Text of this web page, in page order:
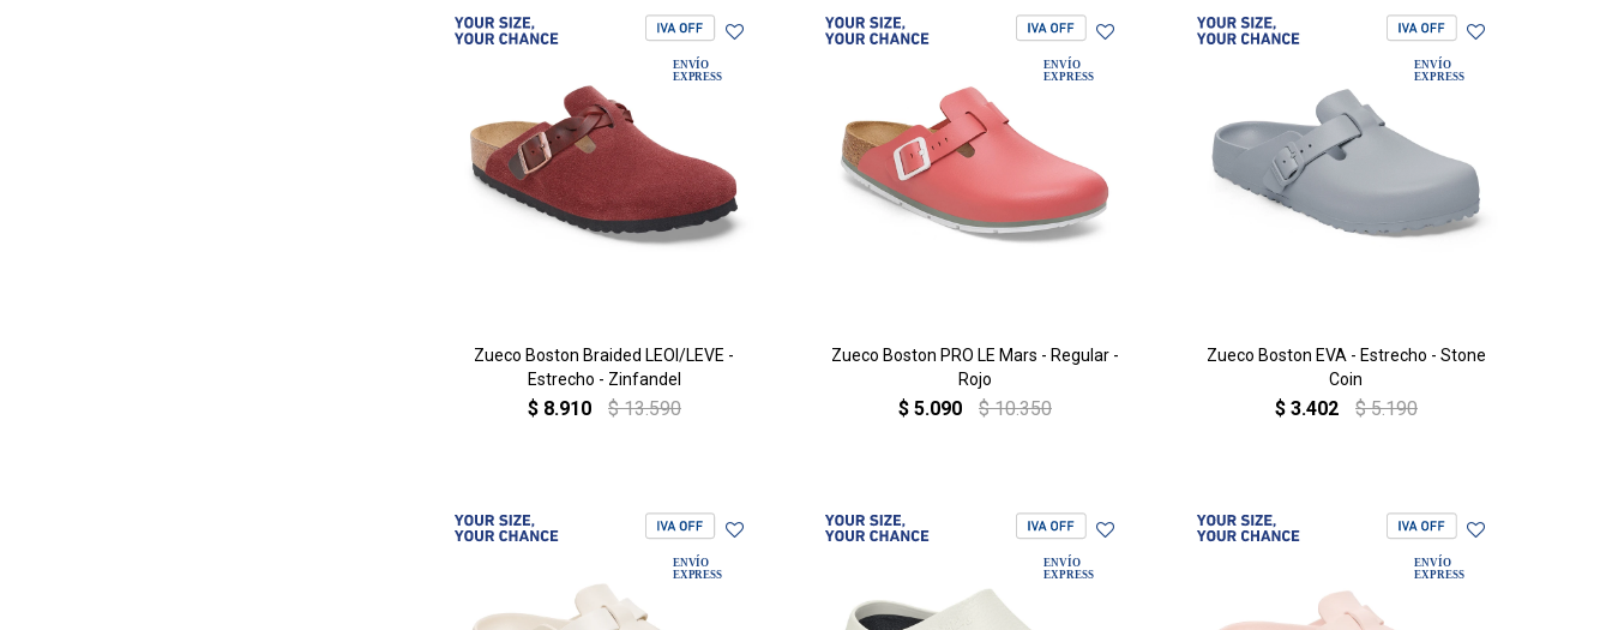
Zueco Boston Braided LEOI/LEVE -
Estrecho - Zinfandel
$ 8.910 $ 13.590
Zueco Boston PRO LE Mars - Regular -
Rojo
$ 5.090 $ 10.350
Zueco Boston EVA - Estrecho - Stone
Coin
$ 3.402 $ 5.190